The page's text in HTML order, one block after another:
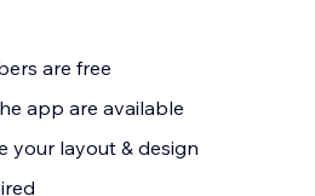
are free
app are available
your layout & design